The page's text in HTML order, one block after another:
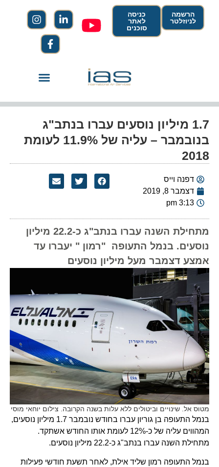
הרשמה
לניוזלטר
כניסה
לאתר
סוכנים
1.7 מיליון נוסעים עברו בנתב"ג
בנובמבר – עליה של 11.9% לעומת
2018
דפנה וייס
דצמבר 8, 2019
3:13 pm
מתחילת השנה עברו בנתב"ג כ-22.2 מיליון
נוסעים. בנמל התעופה "רמון " יעברו עד
אמצע דצמבר מעל מיליון נוסעים
מטוס אל. שינויים וביטולים ללא עלות בשנה הקרובה. צילום יוחאי מוסי
בנמל התעופה בן גוריון עברו בחודש נובמבר 1.7 מיליון נוסעים,
המהווים עליה של כ-12% לעומת אותו החודש אשתקד.
מתחילת השנה עברו בנתב"ג כ-22.2 מיליון נוסעים.
בנמל התעופה רמון שליד אילת, לאחר תשעת חודשי פעילות